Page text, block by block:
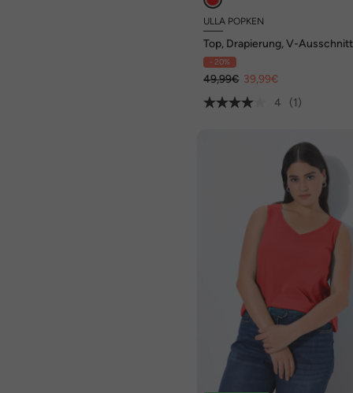
ULLA POPKEN
Top, Drapierung, V-
ärmellos
- 20%
49,99€ 39,99€
4
(1)